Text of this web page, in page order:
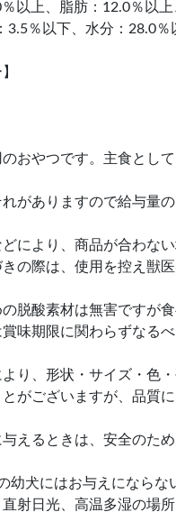
以上、脂肪：12.0％以上
3.5％以下、水分：28.0％
のおやつです。主食とし
れがありますので給与量
どにより、商品が合わな
の際は、使用を控え獣医
の脱酸素材は無害ですが
味期限に関わらずなる
より、形状・サイズ・色
がございますが、品質
与えるときは、安全のた
幼犬にはお与えにならな
直射日光、高温多湿の場